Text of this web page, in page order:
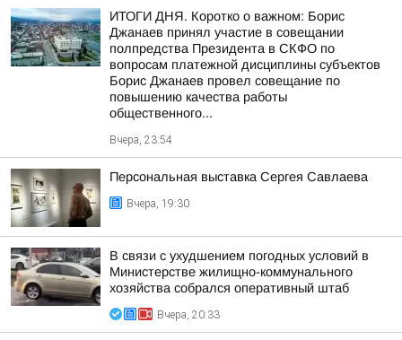
ИТОГИ ДНЯ. Коротко о важном: Борис
Джанаев принял участие в совещании
полпредства Президента в СКФО по
вопросам платежной дисциплины субъектов
Борис Джанаев провел совещание по
повышению качества работы
общественного...
Вчера, 23:54
Персональная выставка Сергея Савлаева
Вчера, 19:30
В связи с ухудшением погодных условий в
Министерстве жилищно-коммунального
хозяйства собрался оперативный штаб
Вчера, 20:33